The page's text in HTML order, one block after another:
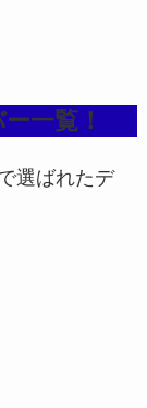
ー一覧！
選ばれたデ